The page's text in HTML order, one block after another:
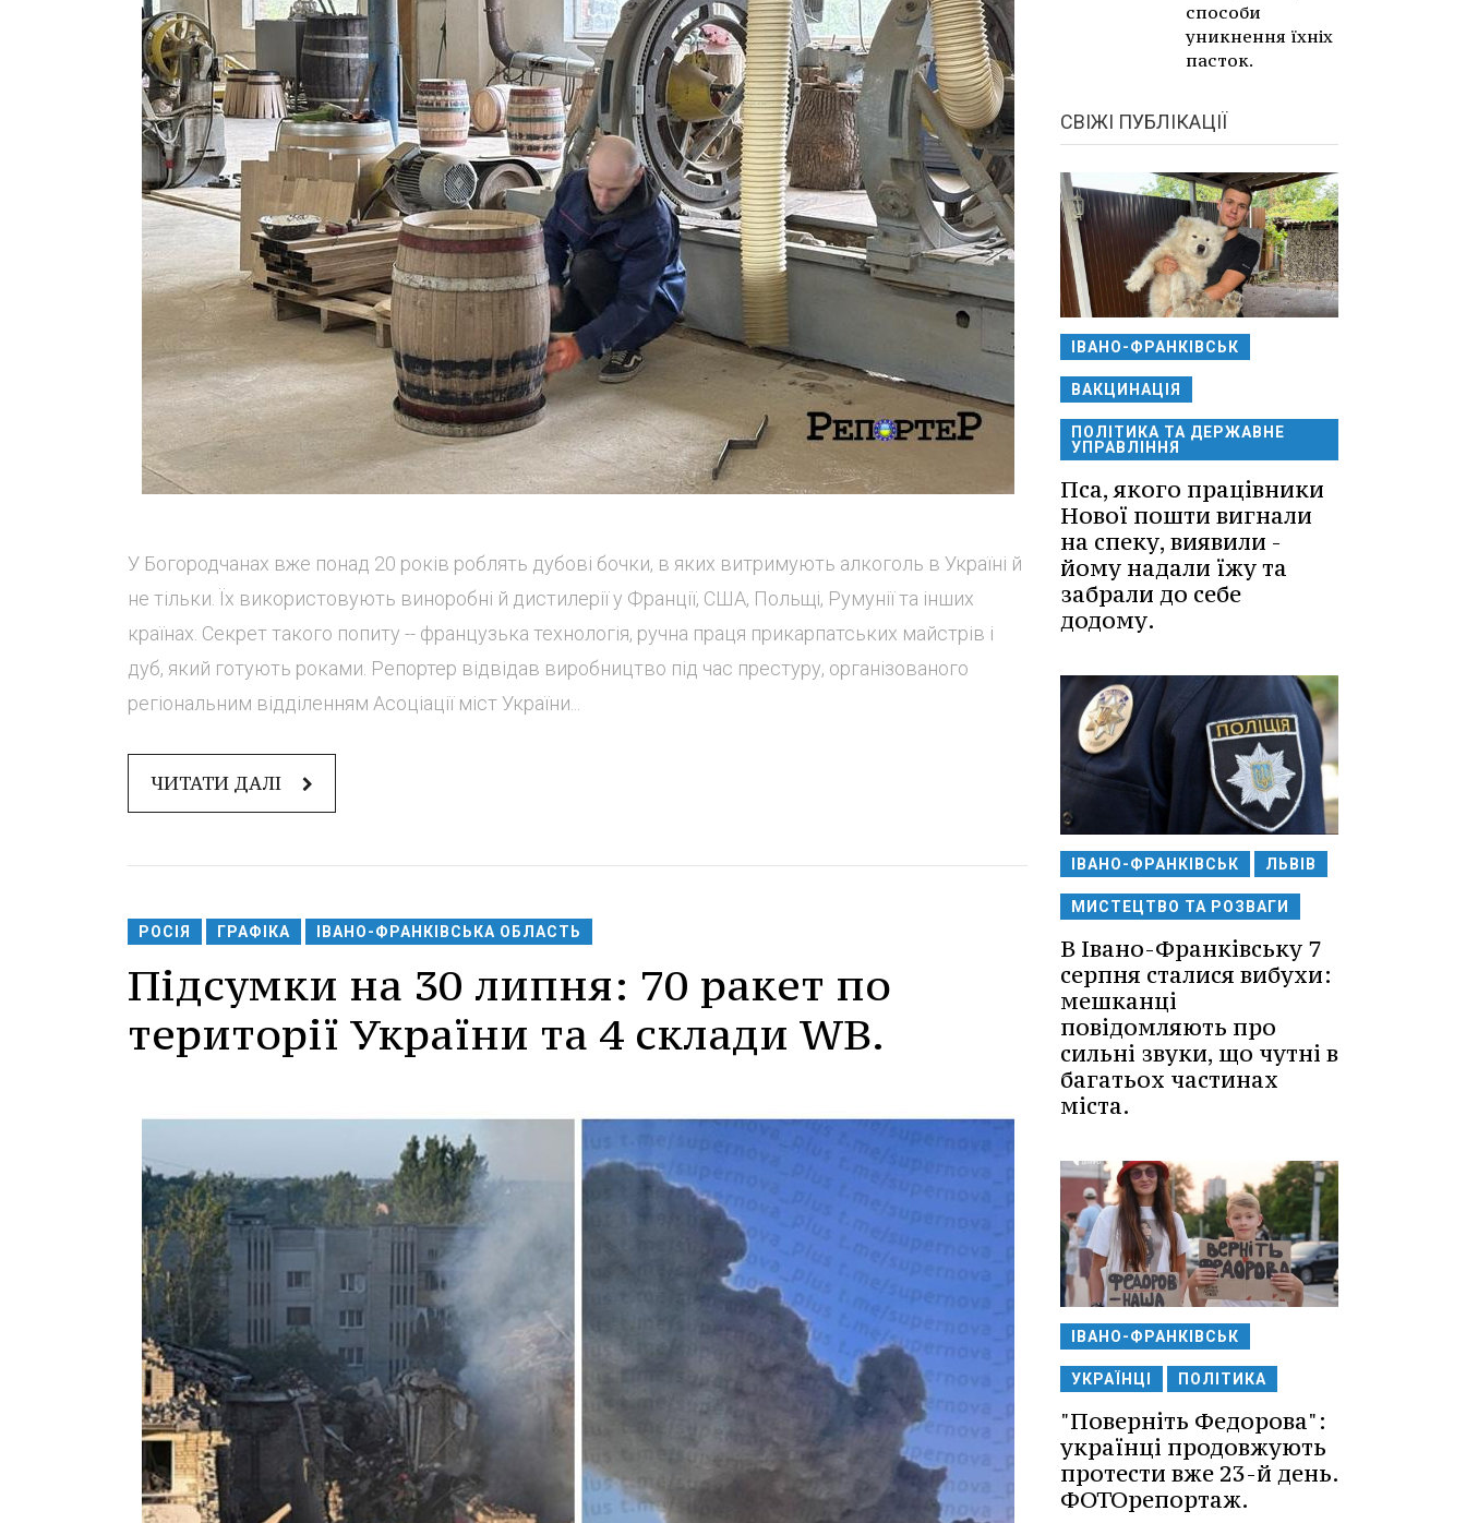
У Богородчанах вже понад 20 років роблять дубові бочки, в яких витримують алкоголь в Україні й
не тільки. Їх використовують виноробні й дистилерії у Франції, США, Польщі, Румунії та інших
країнах. Секрет такого попиту -- французька технологія, ручна праця прикарпатських майстрів і
дуб, який готують роками. Репортер відвідав виробництво під час престуру, організованого
регіональним відділенням Асоціації міст України...
ЧИТАТИ ДАЛІ
РОСІЯ ГРАФІКА ІВАНО-ФРАНКІВСЬКА ОБЛАСТЬ
Підсумки на 30 липня: 70 ракет по
території України та 4 склади WB.
способи
уникнення їхніх
пасток.
СВІЖІ ПУБЛІКАЦІЇ
ІВАНО-ФРАНКІВСЬК
ВАКЦИНАЦІЯ
ПОЛІТИКА ТА ДЕРЖАВНЕ
УПРАВЛІННЯ
Пса, якого працівники
Нової пошти вигнали
на спеку, виявили -
йому надали їжу та
забрали до себе
додому.
ІВАНО-ФРАНКІВСЬК ЛЬВІВ
МИСТЕЦТВО ТА РОЗВАГИ
В Івано-Франківську 7
серпня сталися вибухи:
мешканці
повідомляють про
сильні звуки, що чутні в
багатьох частинах
міста.
ІВАНО-ФРАНКІВСЬК
УКРАЇНЦІ ПОЛІТИКА
"Поверніть Федорова":
українці продовжують
протести вже 23-й день.
ФОТОрепортаж.